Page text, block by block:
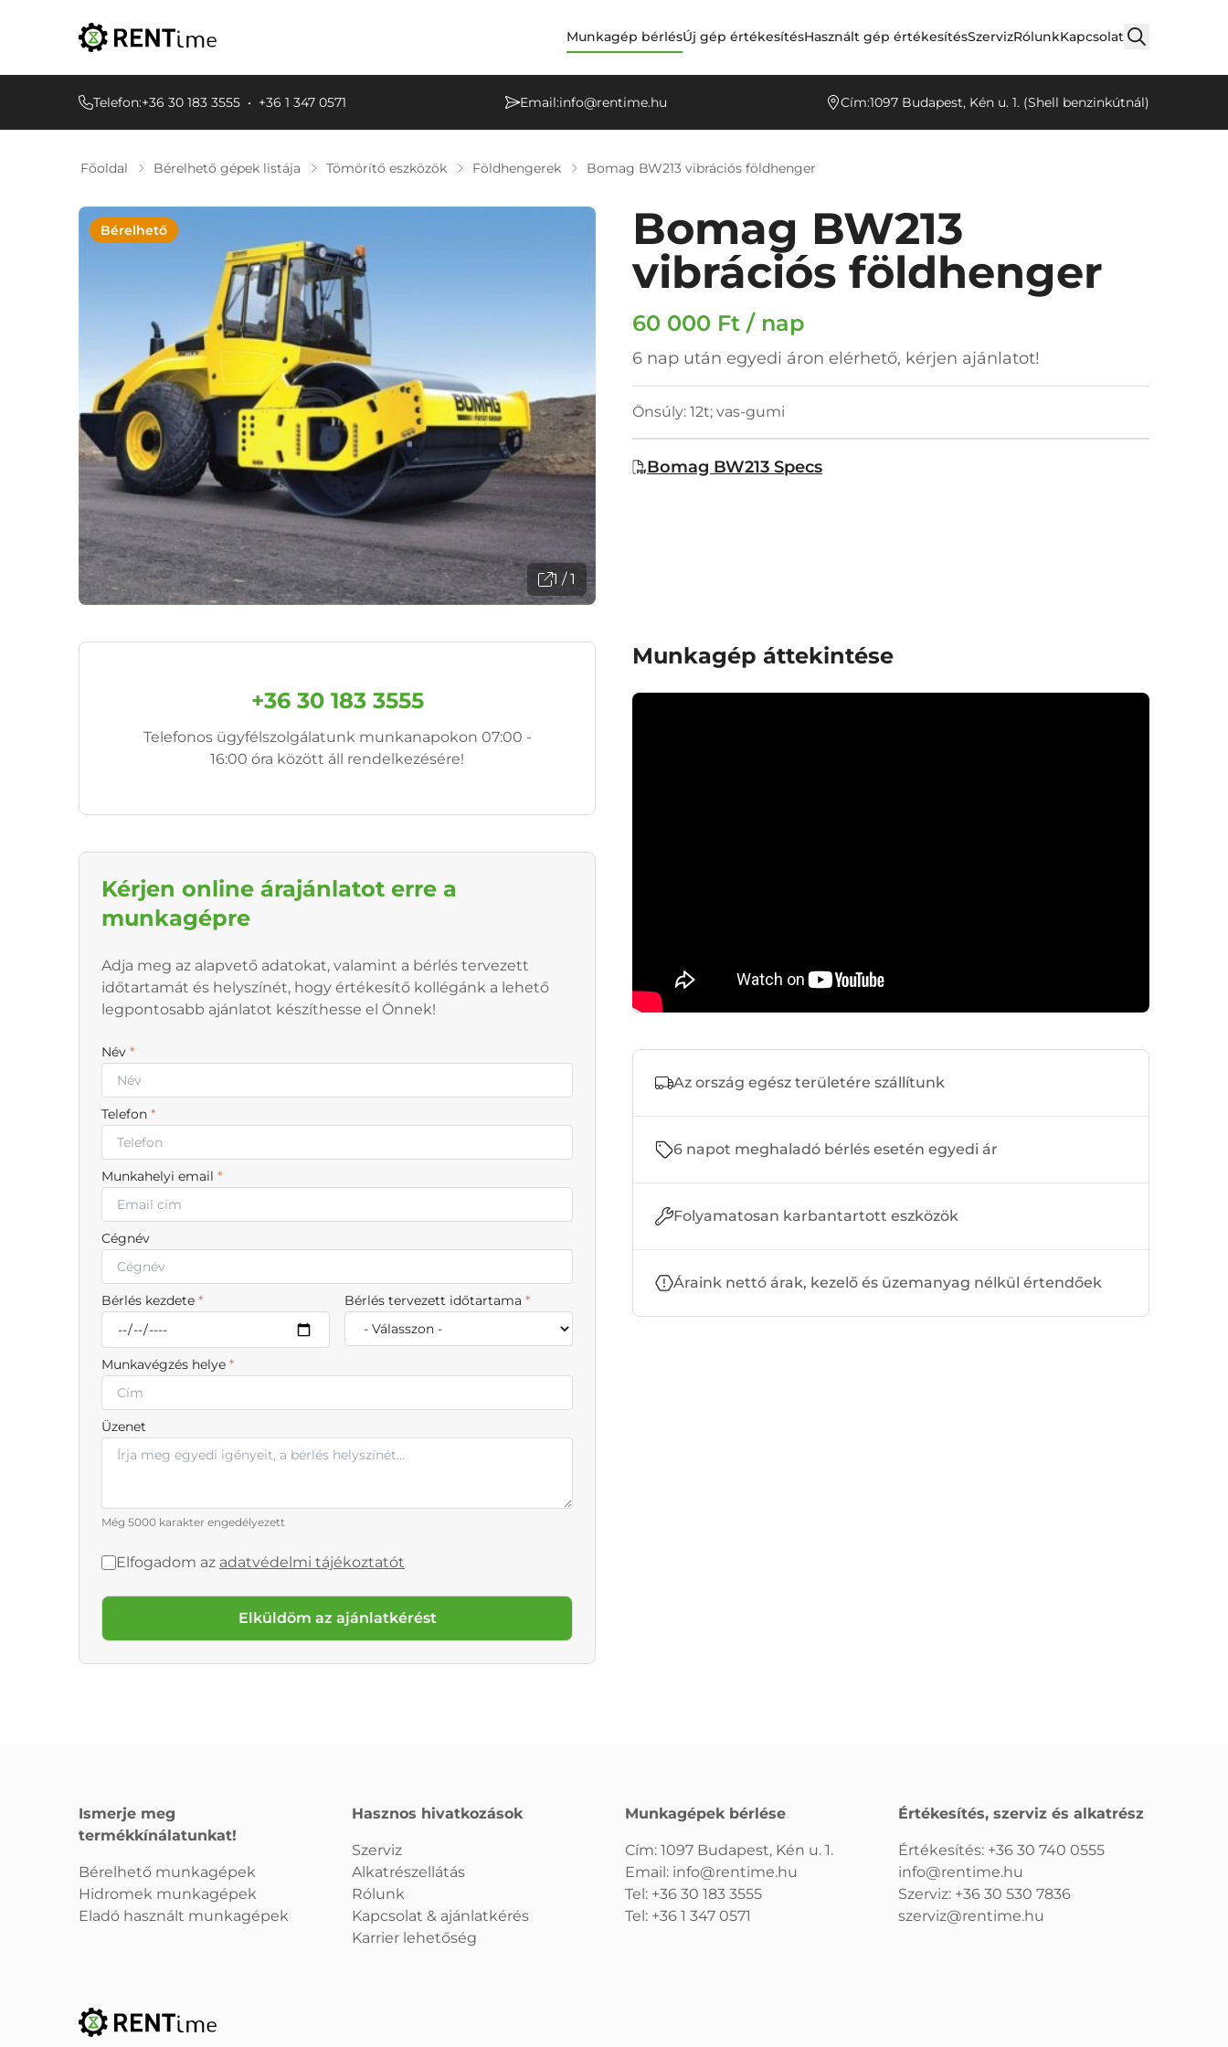
Munkagép bérlésÚj gép értékesítésHasznált gép értékesítésSzervizRólunkKapcsolat
Telefon:+36 30 183 3555 • +36 1 347 0571 Email:info@rentime.hu Cím:1097 Budapest, Kén u. 1. (Shell benzinkútnál)
Főoldal Bérelhető gépek listája Tömörítő eszközök Földhengerek Bomag BW213 vibrációs földhenger
Bérelhető
1 / 1
Bomag BW213
vibrációs földhenger
60 000 Ft / nap
6 nap után egyedi áron elérhető, kérjen ajánlatot!
Önsúly: 12t; vas-gumi
Bomag BW213 Specs
+36 30 183 3555
Telefonos ügyfélszolgálatunk munkanapokon 07:00 -
16:00 óra között áll rendelkezésére!
Kérjen online árajánlatot erre a
munkagépre
Adja meg az alapvető adatokat, valamint a bérlés tervezett
időtartamát és helyszínét, hogy értékesítő kollégánk a lehető
legpontosabb ajánlatot készíthesse el Önnek!
Név *
Telefon *
Munkahelyi email *
Cégnév
Bérlés kezdete * Bérlés tervezett időtartama *
Munkavégzés helye *
Üzenet
Még 5000 karakter engedélyezett
Elfogadom az adatvédelmi tájékoztatót
Elküldöm az ajánlatkérést
Munkagép áttekintése
Az ország egész területére szállítunk
6 napot meghaladó bérlés esetén egyedi ár
Folyamatosan karbantartott eszközök
Áraink nettó árak, kezelő és üzemanyag nélkül értendőek
Ismerje meg
termékkínálatunkat!
Bérelhető munkagépek
Hidromek munkagépek
Eladó használt munkagépek
Hasznos hivatkozások
Szerviz
Alkatrészellátás
Rólunk
Kapcsolat & ajánlatkérés
Karrier lehetőség
Munkagépek bérlése
Cím: 1097 Budapest, Kén u. 1.
Email: info@rentime.hu
Tel: +36 30 183 3555
Tel: +36 1 347 0571
Értékesítés, szerviz és alkatrész
Értékesítés: +36 30 740 0555
info@rentime.hu
Szerviz: +36 30 530 7836
szerviz@rentime.hu